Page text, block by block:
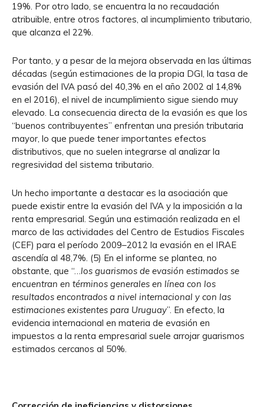
19%. Por otro lado, se encuentra la no recaudación
atribuible, entre otros factores, al incumplimiento tributario,
que alcanza el 22%.
Por tanto, y a pesar de la mejora observada en las últimas
décadas (según estimaciones de la propia DGI, la tasa de
evasión del IVA pasó del 40,3% en el año 2002 al 14,8%
en el 2016), el nivel de incumplimiento sigue siendo muy
elevado. La consecuencia directa de la evasión es que los
“buenos contribuyentes” enfrentan una presión tributaria
mayor, lo que puede tener importantes efectos
distributivos, que no suelen integrarse al analizar la
regresividad del sistema tributario.
Un hecho importante a destacar es la asociación que
puede existir entre la evasión del IVA y la imposición a la
renta empresarial. Según una estimación realizada en el
marco de las actividades del Centro de Estudios Fiscales
(CEF) para el período 2009–2012 la evasión en el IRAE
ascendía al 48,7%. (5) En el informe se plantea, no
obstante, que “…los guarismos de evasión estimados se
encuentran en términos generales en línea con los
resultados encontrados a nivel internacional y con las
estimaciones existentes para Uruguay”. En efecto, la
evidencia internacional en materia de evasión en
impuestos a la renta empresarial suele arrojar guarismos
estimados cercanos al 50%.